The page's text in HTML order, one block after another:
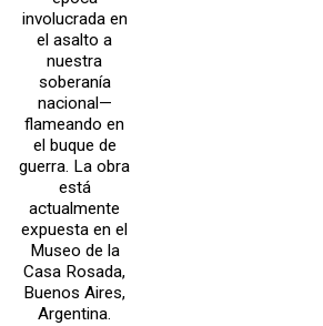
involucrada en
el asalto a
nuestra
soberanía
nacional—
flameando en
el buque de
guerra. La obra
está
actualmente
expuesta en el
Museo de la
Casa Rosada,
Buenos Aires,
Argentina.